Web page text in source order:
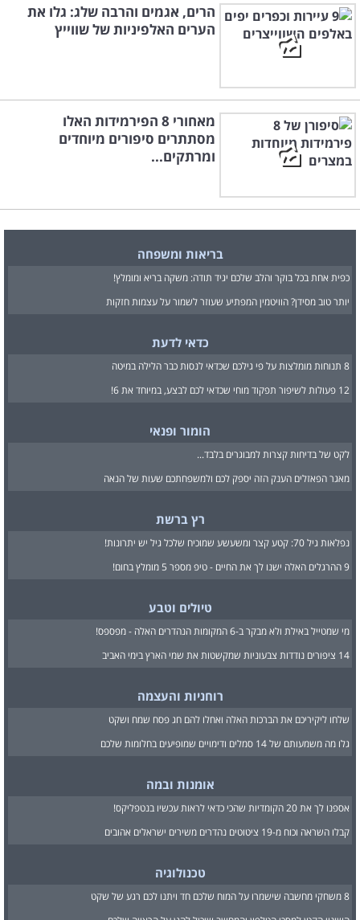
הרים, אגמים והרבה שלג: גלו את
הערים האלפיניות של שווייץ
מאחורי 8 הפירמידות האלו
מסתתרים סיפורים מיוחדים
ומרתקים...
בריאות ומשפחה
כפית אחת בכל בוקר והלב שלכם יגיד תודה: משקה בריא ומומלץ!
יותר טוב מסידן? הוויטמין המפתיע שעוזר לשמור על עצמות חזקות
כדאי לדעת
8 תנוחות מומלצות על פי גילכם שכדאי לנסות כבר הלילה במיטה
12 פעולות לשיפור תפקוד מוחי שכדאי לכם לבצע, במיוחד את 6!
הומור ופנאי
לקט של בדיחות קצרות למבוגרים בלבד...
מאגר הפאזלים הענק הזה יספק לכם ולמשפחתכם שעות של הנאה
רץ ברשת
נפלאות גיל 70: קטע קצר ומשעשע שמוכיח שלכל גיל יש יתרונות!
9 ההרגלים האלה ישנו לך את החיים - טיפ מספר 5 מומלץ בחום!
טיולים וטבע
מי שמטייל באילת ולא מבקר ב-6 המקומות הנהדרים האלה - מפספס!
14 ציפורים נודדות צבעוניות שמקשטות את שמי הארץ בימי האביב
רוחניות והעצמה
שלחו ליקיריכם את הברכות האלה ואחלו להם חג פסח שמח ושקט
גלו מה משמעותם של 14 סמלים ודימויים שמופיעים בחלומות שלכם
אומנות ובמה
אספנו לך את 20 הקומדיות שהכי כדאי לראות עכשיו בנטפליקס!
קבלו השראה וכוח מ-19 ציטוטים נהדרים משירים ישראלים אהובים
טכנולוגיה
8 משחקי מחשבה שישמרו על המוח שלכם חד ויתנו לכם רגע של שקט